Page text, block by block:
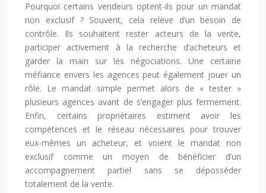
Pourquoi certains vendeurs optent-ils pour un mandat
non exclusif ? Souvent, cela relève d’un besoin de
contrôle. Ils souhaitent rester acteurs de la vente,
participer activement à la recherche d’acheteurs et
garder la main sur les négociations. Une certaine
méfiance envers les agences peut également jouer un
rôle. Le mandat simple permet alors de « tester »
plusieurs agences avant de s’engager plus fermement.
Enfin, certains propriétaires estiment avoir les
compétences et le réseau nécessaires pour trouver
eux-mêmes un acheteur, et voient le mandat non
exclusif comme un moyen de bénéficier d’un
accompagnement partiel sans se déposséder
totalement de la vente.